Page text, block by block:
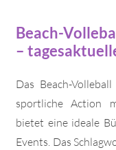
Beach-
–
Das Beach-
sportliche Action
bietet eine ideale
Events. Das